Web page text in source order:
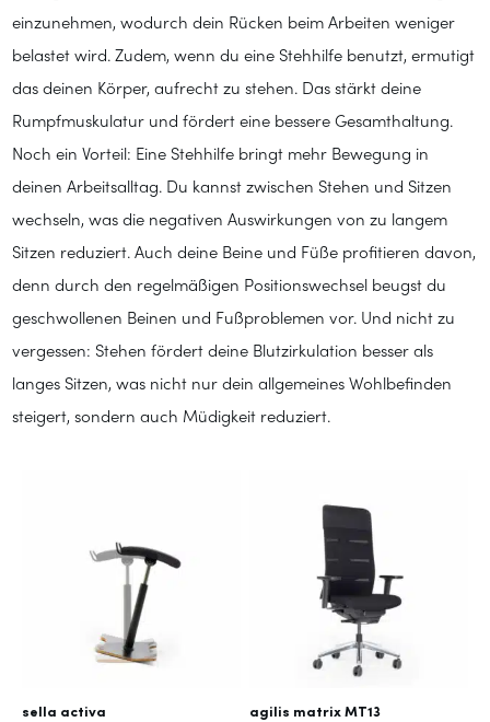
einzunehmen, wodurch dein Rücken beim Arbeiten weniger
belastet wird. Zudem, wenn du eine Stehhilfe benutzt, ermutigt
das deinen Körper, aufrecht zu stehen. Das stärkt deine
Rumpfmuskulatur und fördert eine bessere Gesamthaltung.
Noch ein Vorteil: Eine Stehhilfe bringt mehr Bewegung in
deinen Arbeitsalltag. Du kannst zwischen Stehen und Sitzen
wechseln, was die negativen Auswirkungen von zu langem
Sitzen reduziert. Auch deine Beine und Füße profitieren davon,
denn durch den regelmäßigen Positionswechsel beugst du
geschwollenen Beinen und Fußproblemen vor. Und nicht zu
vergessen: Stehen fördert deine Blutzirkulation besser als
langes Sitzen, was nicht nur dein allgemeines Wohlbefinden
steigert, sondern auch Müdigkeit reduziert.
sella activa agilis matrix MT13